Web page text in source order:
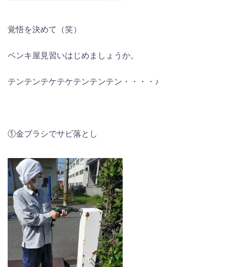
覚悟を決めて（笑）
ペンキ屋見習いはじめましょうか。
テンテンテケテケテンテンテン・・・・♪
①金ブラシでサビ落とし